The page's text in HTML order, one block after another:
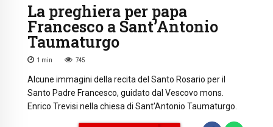
La preghiera per papa
Francesco a Sant’Antonio
Taumaturgo
1 min 745
Alcune immagini della recita del Santo Rosario per il
Santo Padre Francesco, guidato dal Vescovo mons.
Enrico Trevisi nella chiesa di Sant'Antonio Taumaturgo.